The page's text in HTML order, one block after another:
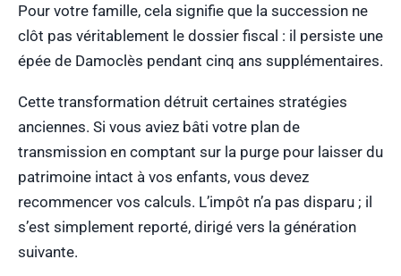
Pour votre famille, cela signifie que la succession ne
clôt pas véritablement le dossier fiscal : il persiste une
épée de Damoclès pendant cinq ans supplémentaires.
Cette transformation détruit certaines stratégies
anciennes. Si vous aviez bâti votre plan de
transmission en comptant sur la purge pour laisser du
patrimoine intact à vos enfants, vous devez
recommencer vos calculs. L’impôt n’a pas disparu ; il
s’est simplement reporté, dirigé vers la génération
suivante.